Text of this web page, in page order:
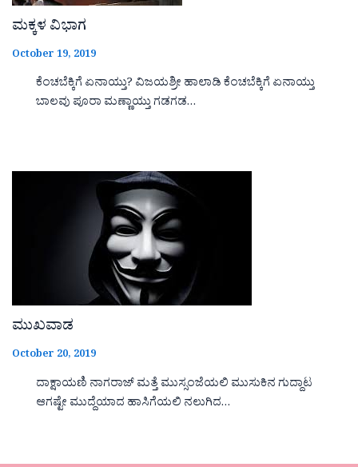
ಮಕ್ಕಳ ವಿಭಾಗ
October 19, 2019
ಕೆಂಚಬೆಕ್ಕಿಗೆ ಏನಾಯ್ತು? ವಿಜಯಶ್ರೀ ಹಾಲಾಡಿ ಕೆಂಚಬೆಕ್ಕಿಗೆ ಏನಾಯ್ತು
ಬಾಲವು ಪೂರಾ ಮಣ್ಣಾಯ್ತು ಗಡಗಡ…
ಮುಖವಾಡ
October 20, 2019
ದಾಕ್ಷಾಯಣಿ ನಾಗರಾಜ್ ಮತ್ತೆ ಮುಸ್ಸಂಜೆಯಲಿ ಮುಸುಕಿನ ಗುದ್ದಾಟ
ಆಗಷ್ಟೇ ಮುದ್ದೆಯಾದ ಹಾಸಿಗೆಯಲಿ ನಲುಗಿದ…